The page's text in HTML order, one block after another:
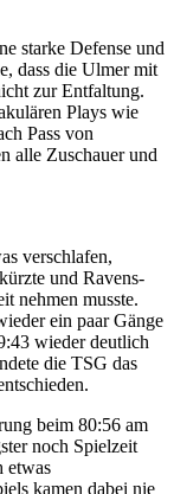
starke Defense und
dass die Ulmer mit
zur Entfaltung.
Plays wie
Pass von
alle Zuschauer und
verschlafen,
und Ravens-
nehmen musste.
ein paar Gänge
wieder deutlich
die TSG das
beim 80:56 am
noch Spielzeit
etwas
kamen dabei nie